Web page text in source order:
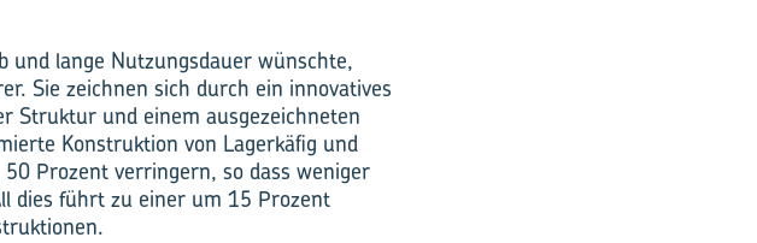
und lange Nutzungsdauer wünschte,
Sie zeichnen sich durch ein innovatives
Struktur und einem ausgezeichneten
Konstruktion von Lagerkäfig und
Prozent verringern, so dass weniger
dies führt zu einer um 15 Prozent